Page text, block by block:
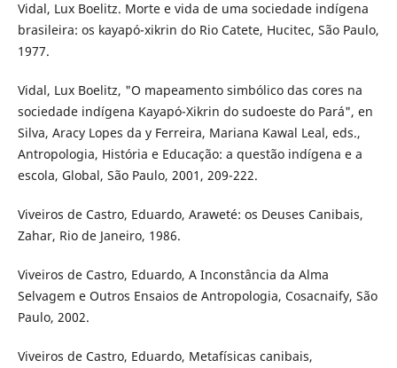
Vidal, Lux Boelitz. Morte e vida de uma sociedade indígena
brasileira: os kayapó-xikrin do Rio Catete, Hucitec, São Paulo,
1977.
Vidal, Lux Boelitz, "O mapeamento simbólico das cores na
sociedade indígena Kayapó-Xikrin do sudoeste do Pará", en
Silva, Aracy Lopes da y Ferreira, Mariana Kawal Leal, eds.,
Antropologia, História e Educação: a questão indígena e a
escola, Global, São Paulo, 2001, 209-222.
Viveiros de Castro, Eduardo, Araweté: os Deuses Canibais,
Zahar, Rio de Janeiro, 1986.
Viveiros de Castro, Eduardo, A Inconstância da Alma
Selvagem e Outros Ensaios de Antropologia, Cosacnaify, São
Paulo, 2002.
Viveiros de Castro, Eduardo, Metafísicas canibais,